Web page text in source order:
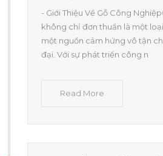
- Giới Thiệu Về Gỗ Công
không chỉ đơn thuần là một
một nguồn cảm hứng vô tận
đại. Với sự phát triển công n
Read More